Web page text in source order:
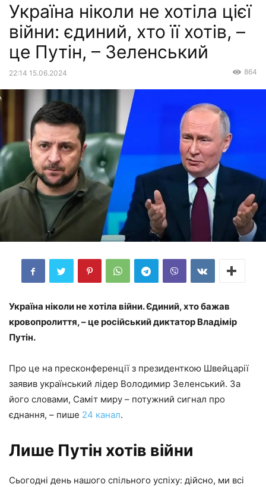
Україна ніколи не хотіла цієї
війни: єдиний, хто її хотів, –
це Путін, – Зеленський
22:14 15.06.2024 864
Україна ніколи не хотіла війни. Єдиний, хто бажав
кровопролиття, – це російський диктатор Владімір
Путін.
Про це на пресконференції з президенткою Швейцарії
заявив український лідер Володимир Зеленський. За
його словами, Саміт миру – потужний сигнал про
єднання, – пише 24 канал.
Лише Путін хотів війни
Сьогодні день нашого спільного успіху: дійсно, ми всі